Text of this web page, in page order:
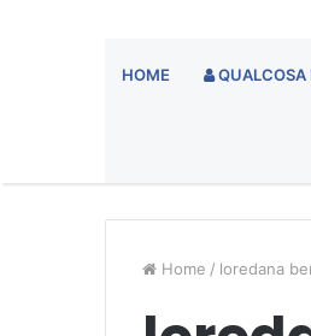
HOME QUALCOSA
Home / loredana